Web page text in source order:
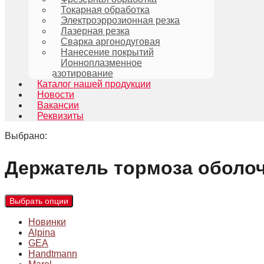
Токарная обработка
Электроэррозионная резка
Лазерная резка
Сварка аргонодуговая
Нанесение покрытий
Ионноплазменное
азотирование
Каталог нашей продукции
Новости
Вакансии
Реквизиты
Выбрано:
Держатель тормоза
Выбрать опции
Новинки
Alpina
GEA
Handtmann